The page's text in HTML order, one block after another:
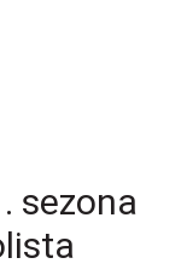
sezona